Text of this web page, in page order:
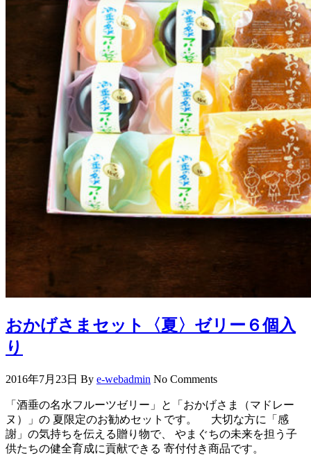
おかげさまセット〈夏〉ゼリー６個入
り
2016年7月23日 By e-webadmin No Comments
「酒垂の名水フルーツゼリー」と「おかげさま（マドレー
ヌ）」の 夏限定のお勧めセットです。 大切な方に「感
謝」の気持ちを伝える贈り物で、 やまぐちの未来を担う子
供たちの健全育成に貢献できる 寄付付き商品です。